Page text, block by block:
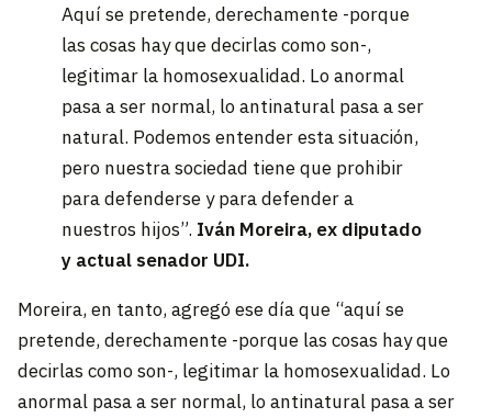
Aquí se pretende, derechamente -porque
las cosas hay que decirlas como son-,
legitimar la homosexualidad. Lo anormal
pasa a ser normal, lo antinatural pasa a ser
natural. Podemos entender esta situación,
pero nuestra sociedad tiene que prohibir
para defenderse y para defender a
nuestros hijos”. Iván Moreira, ex diputado
y actual senador UDI.
Moreira, en tanto, agregó ese día que “aquí se
pretende, derechamente -porque las cosas hay que
decirlas como son-, legitimar la homosexualidad. Lo
anormal pasa a ser normal, lo antinatural pasa a ser